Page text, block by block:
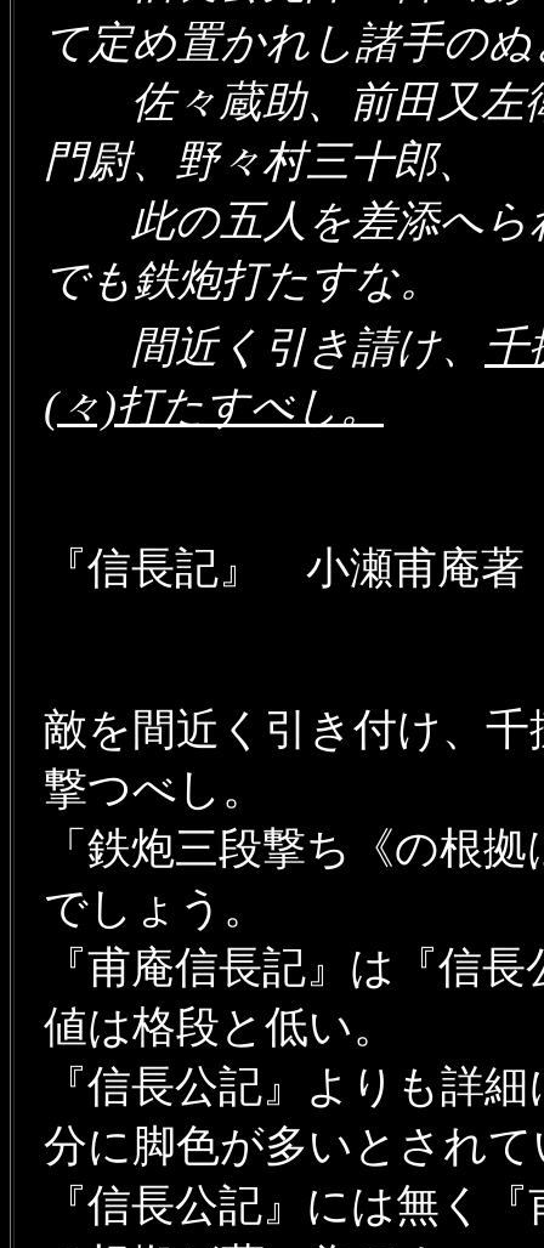
て定め置かれし諸手の
佐々蔵助、前田又左
門尉、野々村三十郎、
此の五人を差添へら
でも鉄炮打たすな。
間近く引き請け、 千
(々)打たすべし。
『信長記』 小瀬甫庵
敵を間近く引き付け、
撃つべし。
「鉄炮三段撃ち《の根
でしょう。
『甫庵信長記』は『信
値は格段と低い。
『信長公記』よりも詳
分に脚色が多いとされ
『信長公記』には無く